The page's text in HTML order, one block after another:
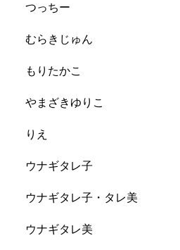
つっちー
むらきじゅん
もりたかこ
やまざきゆりこ
りえ
ウナギタレ子
ウナギタレ子・タレ美
ウナギタレ美